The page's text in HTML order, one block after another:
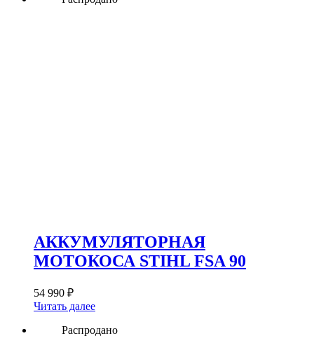
АККУМУЛЯТОРНАЯ
МОТОКОСА STIHL FSA 90
54 990 ₽
Читать далее
Распродано